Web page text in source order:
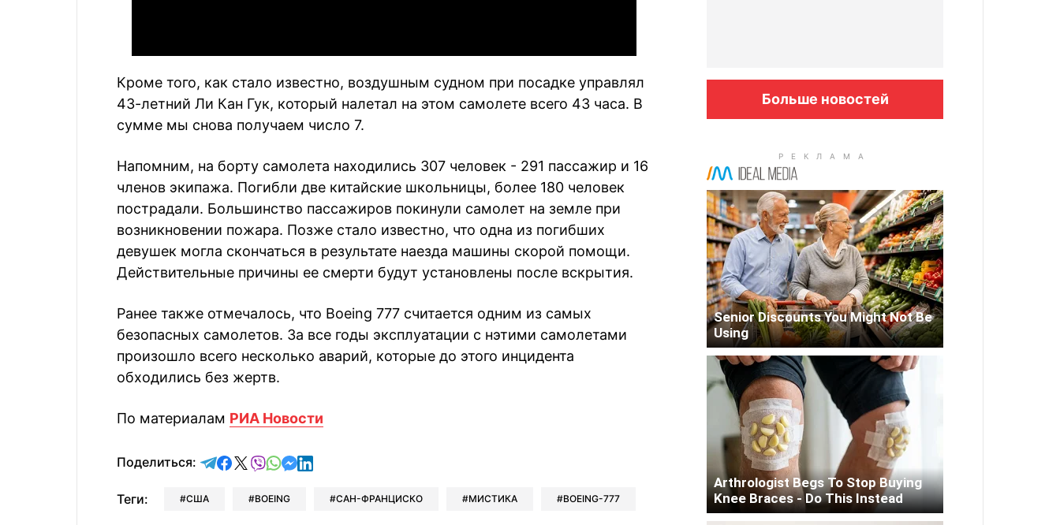
Кроме того, как стало известно, воздушным судном при посадке управлял
43-летний Ли Кан Гук, который налетал на этом самолете всего 43 часа. В
сумме мы снова получаем число 7.
Напомним, на борту самолета находились 307 человек - 291 пассажир и 16
членов экипажа. Погибли две китайские школьницы, более 180 человек
пострадали. Большинство пассажиров покинули самолет на земле при
возникновении пожара. Позже стало известно, что одна из погибших
девушек могла скончаться в результате наезда машины скорой помощи.
Действительные причины ее смерти будут установлены после вскрытия.
Ранее также отмечалось, что Boeing 777 считается одним из самых
безопасных самолетов. За все годы эксплуатации с нэтими самолетами
произошло всего несколько аварий, которые до этого инцидента
обходились без жертв.
По материалам РИА Новости
Поделиться: отправить в Telegram
поделиться в Facebook
поделиться в X
отправить в Viber
отправить в Whatsapp
отправить в Messenger
отправить в LinkedIn
Теги: США BOEING САН-ФРАНЦИСКО МИСТИКА BOEING-777
Больше новостей